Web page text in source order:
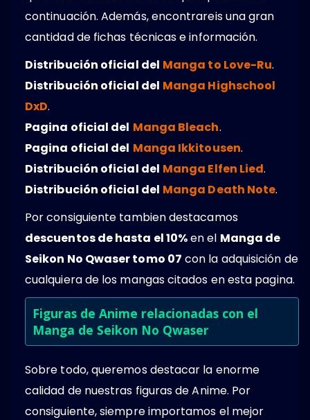
continuación. Además, encontrareis una gran
cantidad de fichas técnicas e información.
Distribución oficial del Manga to Love-Ru.
Distribución oficial del Manga Highschool
DxD.
Pagina oficial del Manga Bleach.
Pagina oficial del Manga Ikkitousen.
Distribución oficial del Manga Elfen Lied.
Distribución oficial del Manga Death Note.
Por consiguiente tambien destacamos
descuentos de hasta el 10%en el Manga de
Seikon No Qwaser tomo 07 con la adquisición de
cualquiera de los mangas citados en esta pagina.
Figuras de Anime relacionadas con el
Manga de Seikon No Qwaser
Sobre todo, queremos destacar la enorme
calidad de nuestras figuras de Anime. Por
consiguiente, siempre importamos el mejor